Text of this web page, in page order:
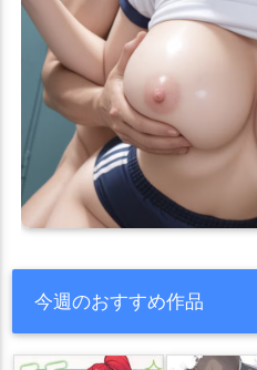
今週のおすすめ作品